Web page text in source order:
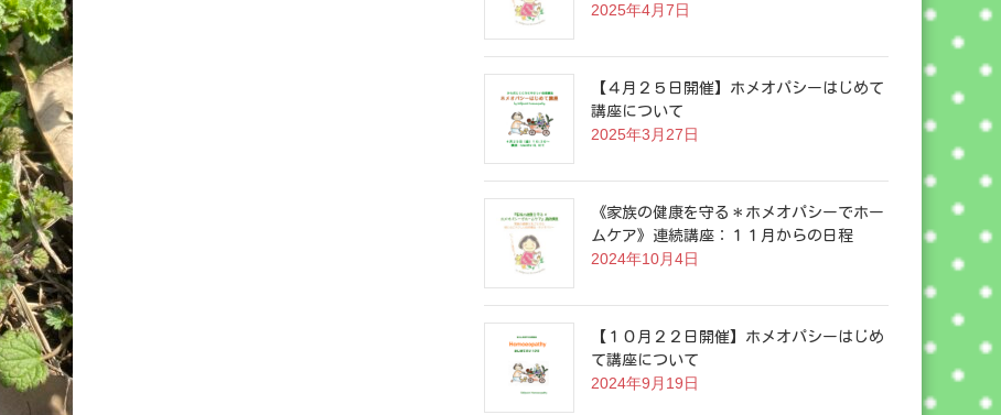
2025年4月7日
【４月２５日開催】ホメオパシーはじめて
講座について
2025年3月27日
《家族の健康を守る＊ホメオパシーでホー
ムケア》連続講座：１１月からの日程
2024年10月4日
【１０月２２日開催】ホメオパシーはじめ
て講座について
2024年9月19日